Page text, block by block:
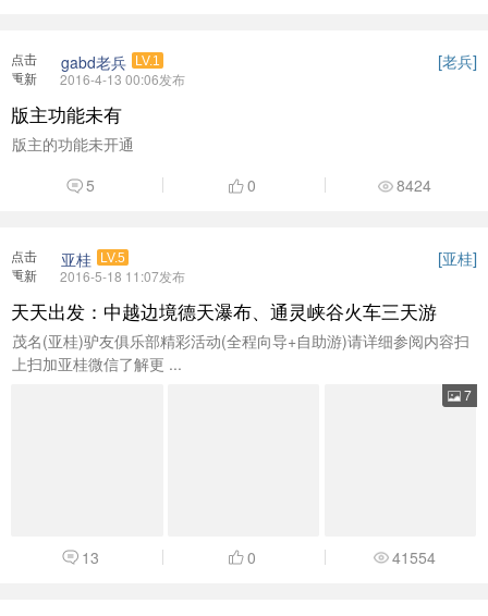
点击
重新
gabd老兵 LV.1
2016-4-13 00:06发布
[老兵]
版主功能未有
版主的功能未开通
5
0 8424
点击
重新
亚桂 LV.5
2016-5-18 11:07发布
[亚桂]
天天出发：中越边境德天瀑布、通灵峡谷火车三天游
茂名(亚桂)驴友俱乐部精彩活动(全程向导+自助游)请详细参阅内容扫
上扫加亚桂微信了解更 ...
7
13 0 41554